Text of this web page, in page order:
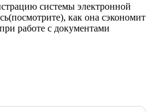
системы электронной
как она сэкономит
работе с документами